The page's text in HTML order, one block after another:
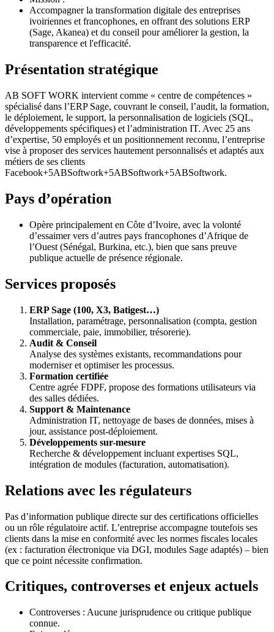
Accompagner la transformation digitale des entreprises
ivoiriennes et francophones, en offrant des solutions ERP
(Sage, Akanea) et du conseil pour améliorer la gestion, la
transparence et l'efficacité.
Présentation stratégique
AB SOFT WORK intervient comme « centre de compétences »
spécialisé dans l’ERP Sage, couvrant le conseil, l’audit, la formation,
le déploiement, le support, la personnalisation de logiciels (SQL,
développements spécifiques) et l’administration IT. Avec 25 ans
d’expertise, 50 employés et un positionnement reconnu, l’entreprise
vise à proposer des services hautement personnalisés et adaptés aux
métiers de ses clients
Facebook+5ABSoftwork+5ABSoftwork+5ABSoftwork.
Pays d’opération
Opère principalement en Côte d’Ivoire, avec la volonté
d’essaimer vers d’autres pays francophones d’Afrique de
l’Ouest (Sénégal, Burkina, etc.), bien que sans preuve
publique actuelle de présence régionale.
Services proposés
ERP Sage (100, X3, Batigest…)
Installation, paramétrage, personnalisation (compta, gestion
commerciale, paie, immobilier, trésorerie).
Audit & Conseil
Analyse des systèmes existants, recommandations pour
moderniser et optimiser les processus.
Formation certifiée
Centre agrée FDPF, propose des formations utilisateurs via
des salles dédiées.
Support & Maintenance
Administration IT, nettoyage de bases de données, mises à
jour, assistance post-déploiement.
Développements sur-mesure
Recherche & développement incluant expertises SQL,
intégration de modules (facturation, automatisation).
Relations avec les régulateurs
Pas d’information publique directe sur des certifications officielles
ou un rôle régulatoire actif. L’entreprise accompagne toutefois ses
clients dans la mise en conformité avec les normes fiscales locales
(ex : facturation électronique via DGI, modules Sage adaptés) – bien
que ce point nécessite confirmation.
Critiques, controverses et enjeux actuels
Controverses : Aucune jurisprudence ou critique publique
connue.